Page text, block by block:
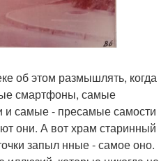
об этом размышлять, когда
смартфоны, самые
и самые - пресамые самости
они. А вот храм старинный
запыл нные - самое оно.